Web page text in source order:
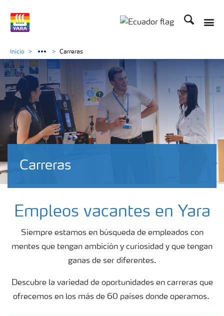
Buscar
Carreras
Inicio Carreras
Empleos vacantes en Yara
Siempre estamos en búsqueda de empleados con
mentes que tengan ambición y curiosidad y que tengan
ganas de ser diferentes.
Descubre la variedad de oportunidades en carreras que
ofrecemos en los más de 60 países donde operamos.